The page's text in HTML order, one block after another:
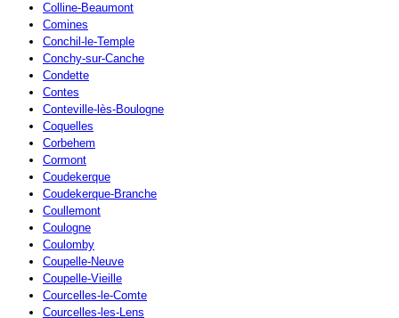
Colline-Beaumont
Comines
Conchil-le-Temple
Conchy-sur-Canche
Condette
Contes
Conteville-lès-Boulogne
Coquelles
Corbehem
Cormont
Coudekerque
Coudekerque-Branche
Coullemont
Coulogne
Coulomby
Coupelle-Neuve
Coupelle-Vieille
Courcelles-le-Comte
Courcelles-les-Lens